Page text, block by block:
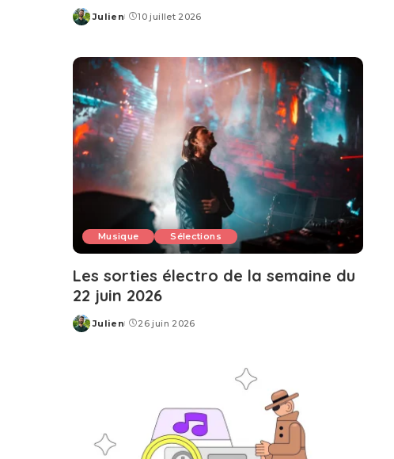
Posted
Julien 10 juillet 2026
Musique Sélections
Les sorties électro de la semaine du
22 juin 2026
Posted
Julien 26 juin 2026